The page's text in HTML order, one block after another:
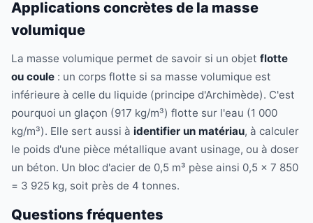
Applications concrètes de la masse
volumique
La masse volumique permet de savoir si un objet flotte
ou coule : un corps flotte si sa masse volumique est
inférieure à celle du liquide (principe d'Archimède). C'est
pourquoi un glaçon (917 kg/m³) flotte sur l'eau (1 000
kg/m³). Elle sert aussi à identifier un matériau, à calculer
le poids d'une pièce métallique avant usinage, ou à doser
un béton. Un bloc d'acier de 0,5 m³ pèse ainsi 0,5 × 7 850
= 3 925 kg, soit près de 4 tonnes.
Questions fréquentes